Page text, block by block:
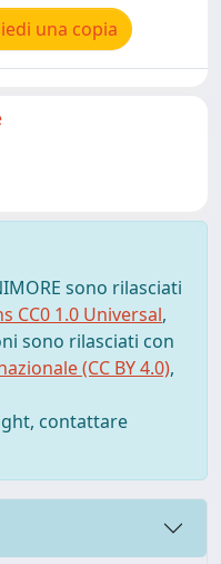
una copia
sono rilasciati
CC0 1.0 Universal,
sono rilasciati con
(CC BY 4.0),
contattare